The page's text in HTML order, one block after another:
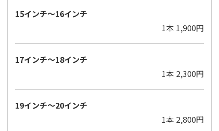
15インチ～16インチ
1本 1,900円
17インチ～18インチ
1本 2,300円
19インチ～20インチ
1本 2,800円